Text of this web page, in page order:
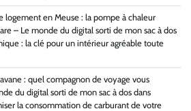
logement en Meuse : la pompe à chaleur
– Le monde du digital sorti de mon sac à dos
: la clé pour un intérieur agréable toute
: quel compagnon de voyage vous
du digital sorti de mon sac à dos dans
la consommation de carburant de votre